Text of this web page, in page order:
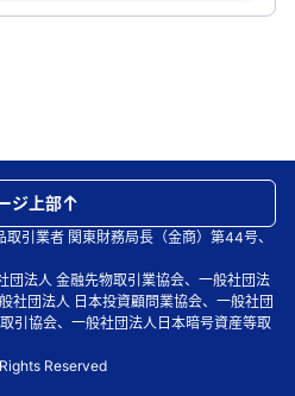
引業者 関東財務局長（金商）第44号、
団法人 金融先物取引業協会、一般社団法
社団法人 日本投資顧問業協会、一般社団
引協会、一般社団法人日本暗号資産等取
Reserved
ジ上部